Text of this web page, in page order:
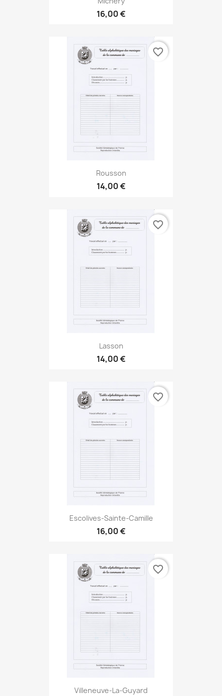
16,00 €
Rousson
14,00 €
favorite_border
Lasson
14,00 €
favorite_border
Escolives-Sainte-Camille
16,00 €
favorite_border
Villeneuve-La-Guyard
favorite_border